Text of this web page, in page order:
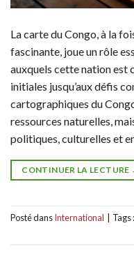
La carte du Congo, à la
fascinante, joue un rôle
auxquels cette nation est
initiales jusqu’aux défis
cartographiques du
ressources naturelles,
politiques, culturelles et
CONTINUER LA LECTURE
Posté dansInternational Tags :